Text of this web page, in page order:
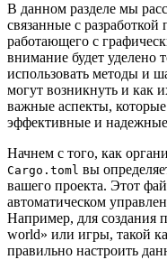
В данном разделе мы
связанные с
работающего с
внимание будет уделено
использовать методы и
могут возникнуть и как
важные аспекты, которые
эффективные и
Начнем с того, как
Cargo.toml вы
вашего проекта. Этот
автоматическом
Например, для создания
world» или игры, такой
правильно настроить